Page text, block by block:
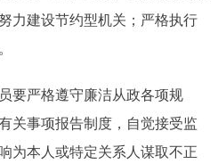
力建设节约型机关；严格执行
要严格遵守廉洁从政各项规
关事项报告制度，自觉接受监
为本人或特定关系人谋取不正